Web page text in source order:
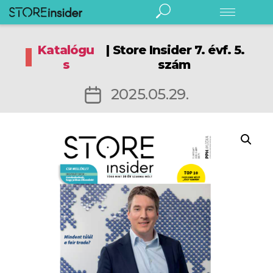
Digitális Store Insider
Rendezvény
Kereskedelem
Élelmiszeripar
Márka/gyártó
Fenntarthatóság
Store
Katalógu
s
| Store Insider 7. évf. 5.
szám
Bejegyzés
dátuma
2025.05.29.